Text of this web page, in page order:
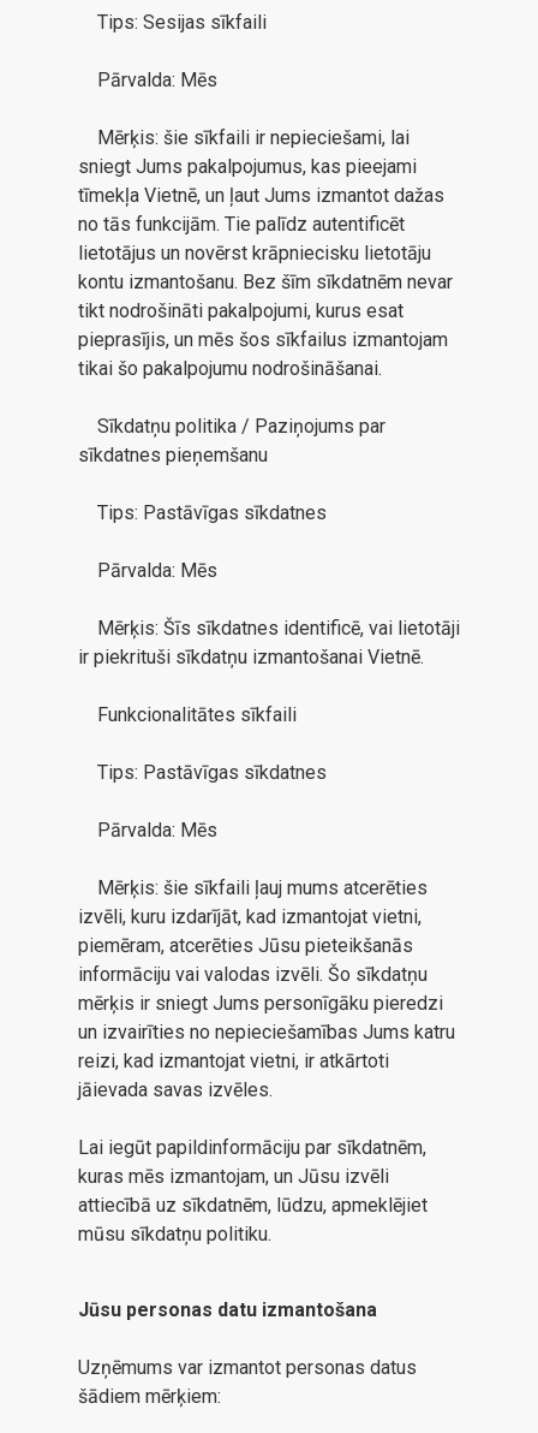
Tips: Sesijas sīkfaili
Pārvalda: Mēs
Mērķis: šie sīkfaili ir nepieciešami, lai
sniegt Jums pakalpojumus, kas pieejami
tīmekļa Vietnē, un ļaut Jums izmantot dažas
no tās funkcijām. Tie palīdz autentificēt
lietotājus un novērst krāpniecisku lietotāju
kontu izmantošanu. Bez šīm sīkdatnēm nevar
tikt nodrošināti pakalpojumi, kurus esat
pieprasījis, un mēs šos sīkfailus izmantojam
tikai šo pakalpojumu nodrošināšanai.
Sīkdatņu politika / Paziņojums par
sīkdatnes pieņemšanu
Tips: Pastāvīgas sīkdatnes
Pārvalda: Mēs
Mērķis: Šīs sīkdatnes identificē, vai lietotāji
ir piekrituši sīkdatņu izmantošanai Vietnē.
Funkcionalitātes sīkfaili
Tips: Pastāvīgas sīkdatnes
Pārvalda: Mēs
Mērķis: šie sīkfaili ļauj mums atcerēties
izvēli, kuru izdarījāt, kad izmantojat vietni,
piemēram, atcerēties Jūsu pieteikšanās
informāciju vai valodas izvēli. Šo sīkdatņu
mērķis ir sniegt Jums personīgāku pieredzi
un izvairīties no nepieciešamības Jums katru
reizi, kad izmantojat vietni, ir atkārtoti
jāievada savas izvēles.
Lai iegūt papildinformāciju par sīkdatnēm,
kuras mēs izmantojam, un Jūsu izvēli
attiecībā uz sīkdatnēm, lūdzu, apmeklējiet
mūsu sīkdatņu politiku.
Jūsu personas datu izmantošana
Uzņēmums var izmantot personas datus
šādiem mērķiem: